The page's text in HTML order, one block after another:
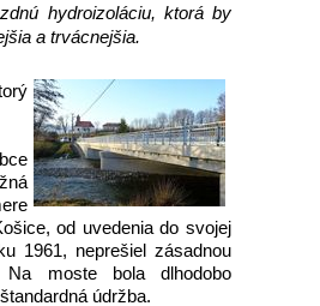
hydroizoláciu, ktorá by
a trvácnejšia.
od uvedenia do svojej
1961, neprešiel zásadnou
Na moste bola dlhodobo
údržba.